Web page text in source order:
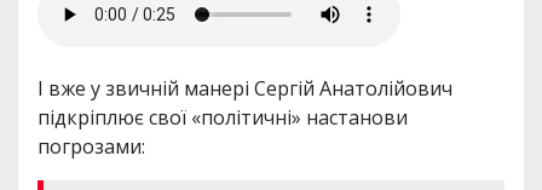
І вже у звичній манері Сергій Анатолійович
підкріплює свої «політичні» настанови
погрозами: